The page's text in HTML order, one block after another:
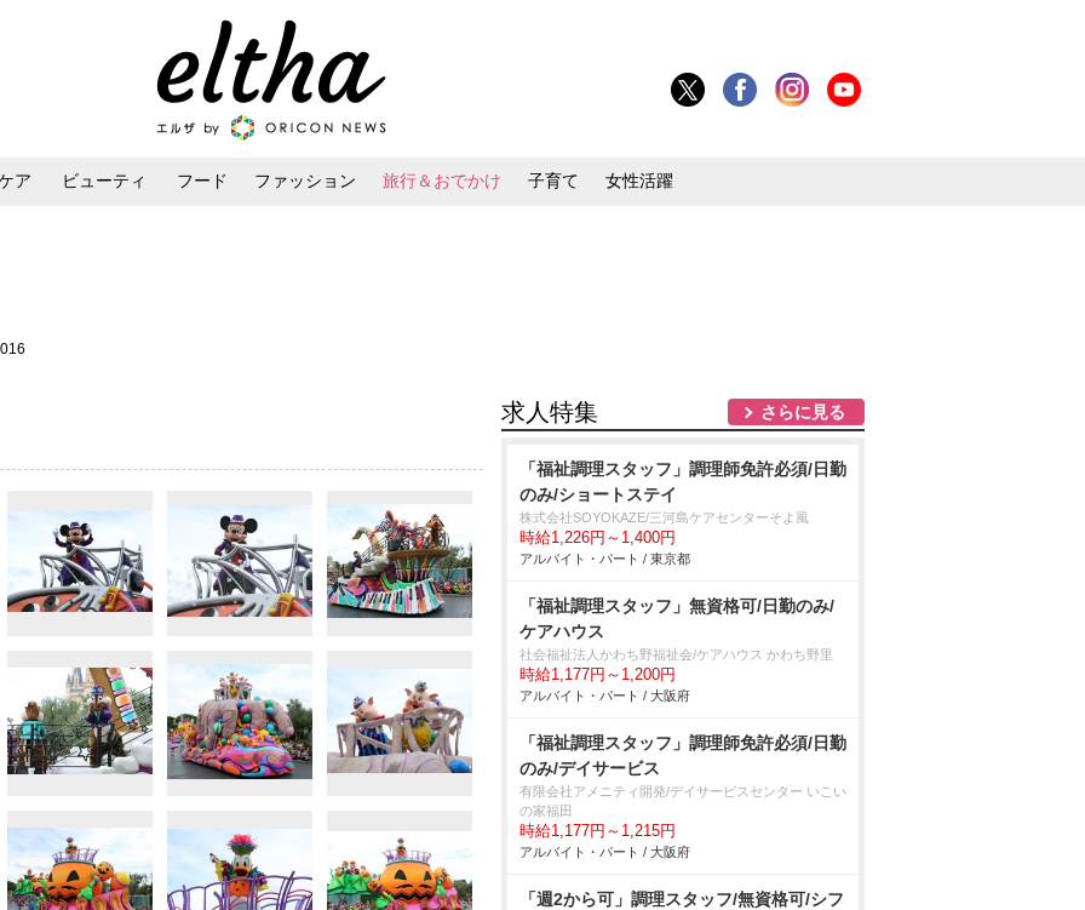
ア ビューティ フード ファッション 旅行＆おでかけ 子育て 女性活躍
求人特集 さらに見る
「福祉調理スタッフ」調理師免許必須/日勤
のみ/ショートステイ
株式会社SOYOKAZE/三河島ケアセンターそよ風
時給1,226円～1,400円
アルバイト・パート / 東京都
「福祉調理スタッフ」無資格可/日勤のみ/
ケアハウス
社会福祉法人かわち野福祉会/ケアハウス かわち野里
時給1,177円～1,200円
アルバイト・パート / 大阪府
「福祉調理スタッフ」調理師免許必須/日勤
のみ/デイサービス
有限会社アメニティ開発/デイサービスセンター いこい
の家福田
時給1,177円～1,215円
アルバイト・パート / 大阪府
「週2から可」調理スタッフ/無資格可/シフ